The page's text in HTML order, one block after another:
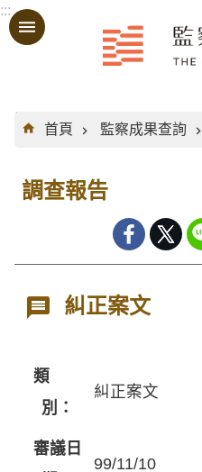
跳到主要內容區塊
:::
:::
首頁
監察成果查詢
調查報告
糾正案文
類
別：
糾正案文
審議日
99/11/10